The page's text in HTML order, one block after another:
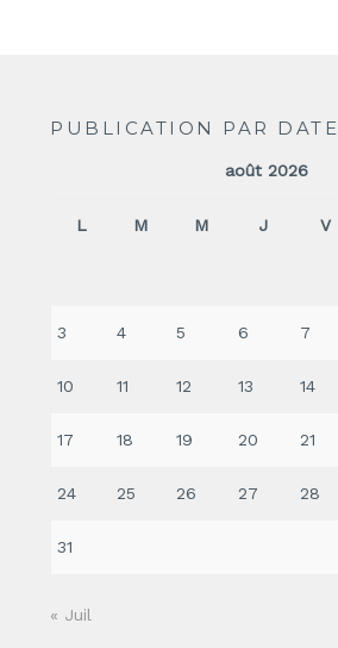
PUBLICATION PAR DATE
août 2026
L M M J V
3 4 5 6 7
10 11 12 13 14
17 18 19 20 21
24 25 26 27 28
31
« Juil